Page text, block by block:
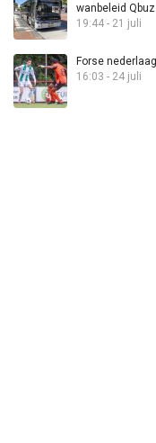
wanbeleid
19:44 - 21 juli
Forse
16:03 - 24 juli